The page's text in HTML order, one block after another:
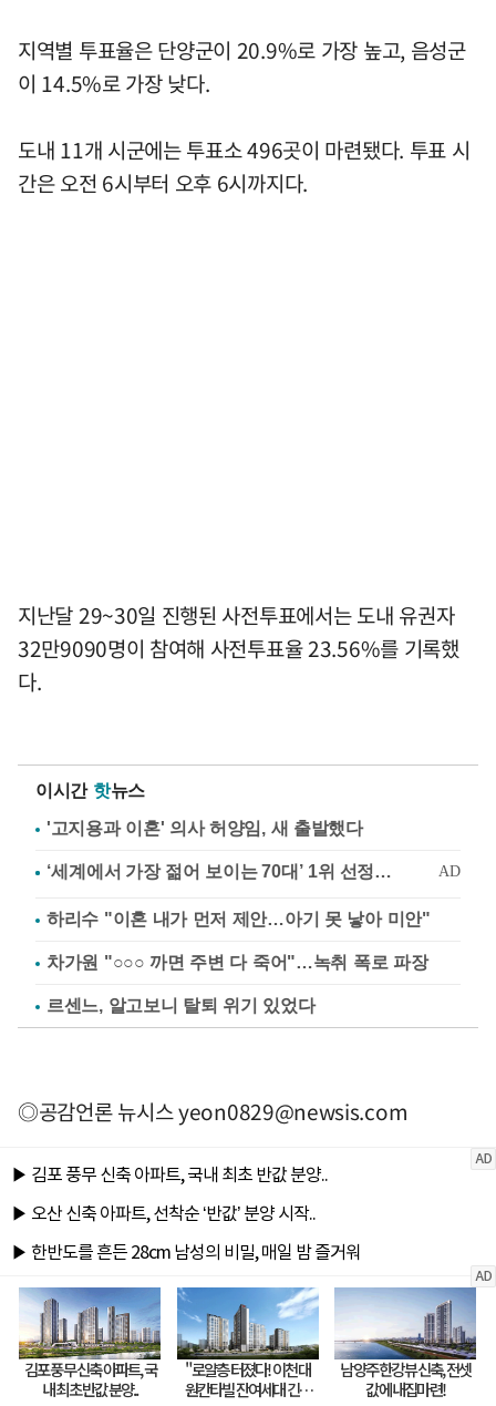
지역별 투표율은 단양군이 20.9%로 가장 높고, 음성군
이 14.5%로 가장 낮다.
도내 11개 시군에는 투표소 496곳이 마련됐다. 투표 시
간은 오전 6시부터 오후 6시까지다.
지난달 29~30일 진행된 사전투표에서는 도내 유권자
32만9090명이 참여해 사전투표율 23.56%를 기록했
다.
이시간 핫뉴스
'고지용과 이혼' 의사 허양임, 새 출발했다
하리수 "이혼 내가 먼저 제안…아기 못 낳아 미안"
차가원 "○○○ 까면 주변 다 죽어"…녹취 폭로 파장
르센느, 알고보니 탈퇴 위기 있었다
◎공감언론 뉴시스yeon0829@newsis.com